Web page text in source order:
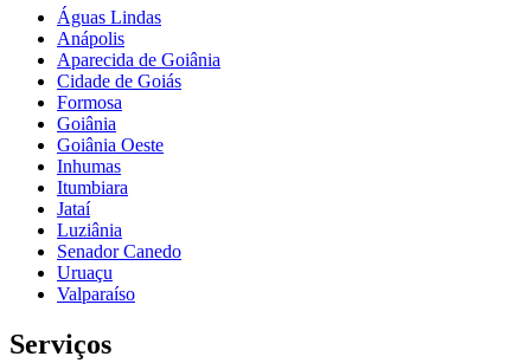
Águas Lindas
Anápolis
Aparecida de Goiânia
Cidade de Goiás
Formosa
Goiânia
Goiânia Oeste
Inhumas
Itumbiara
Jataí
Luziânia
Senador Canedo
Uruaçu
Valparaíso
Serviços